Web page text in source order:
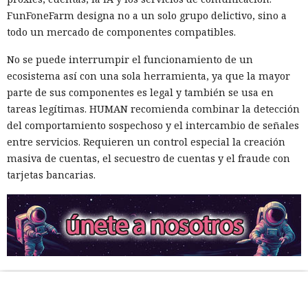
FunFoneFarm designa no a un solo grupo delictivo, sino a
todo un mercado de componentes compatibles.
No se puede interrumpir el funcionamiento de un
ecosistema así con una sola herramienta, ya que la mayor
parte de sus componentes es legal y también se usa en
tareas legítimas. HUMAN recomienda combinar la detección
del comportamiento sospechoso y el intercambio de señales
entre servicios. Requieren un control especial la creación
masiva de cuentas, el secuestro de cuentas y el fraude con
tarjetas bancarias.